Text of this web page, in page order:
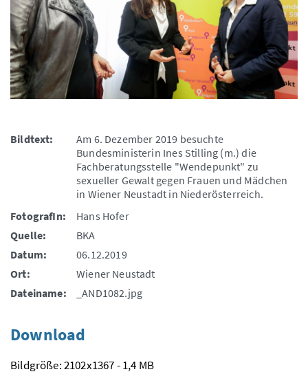
Bildtext:
Am 6. Dezember 2019 besuchte
Bundesministerin Ines Stilling (m.) die
Fachberatungsstelle "Wendepunkt" zu
sexueller Gewalt gegen Frauen und Mädchen
in Wiener Neustadt in Niederösterreich.
FotografIn:
Hans Hofer
Quelle:
BKA
Datum:
06.12.2019
Ort:
Wiener Neustadt
Dateiname:
_AND1082.jpg
Download
Bildgröße: 2102x1367 - 1,4 MB